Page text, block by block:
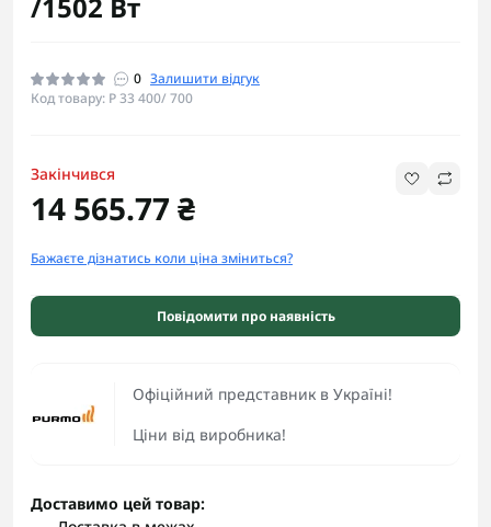
0 Залишити відгук
Код товару: P 33 400/ 700
Офіційний представник в Україні!
Ціни від виробника!
Закінчився
14 565.77 ₴
Бажаєте дізнатись коли ціна зміниться?
Повідомити про наявність
Доставимо цей товар: